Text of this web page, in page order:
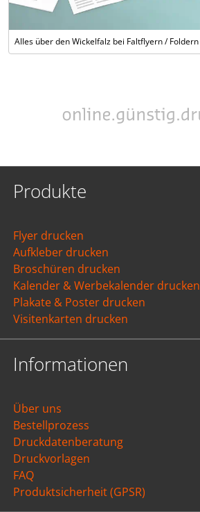
Alles über den Wickelfalz bei Faltflyern / Foldern
Produkte
Flyer drucken
Aufkleber drucken
Broschüren drucken
Kalender & Werbekalender drucken
Plakate & Poster drucken
Visitenkarten drucken
Informationen
Über uns
Bestellprozess
Druckdatenberatung
Druckvorlagen
FAQ
Produktsicherheit (GPSR)